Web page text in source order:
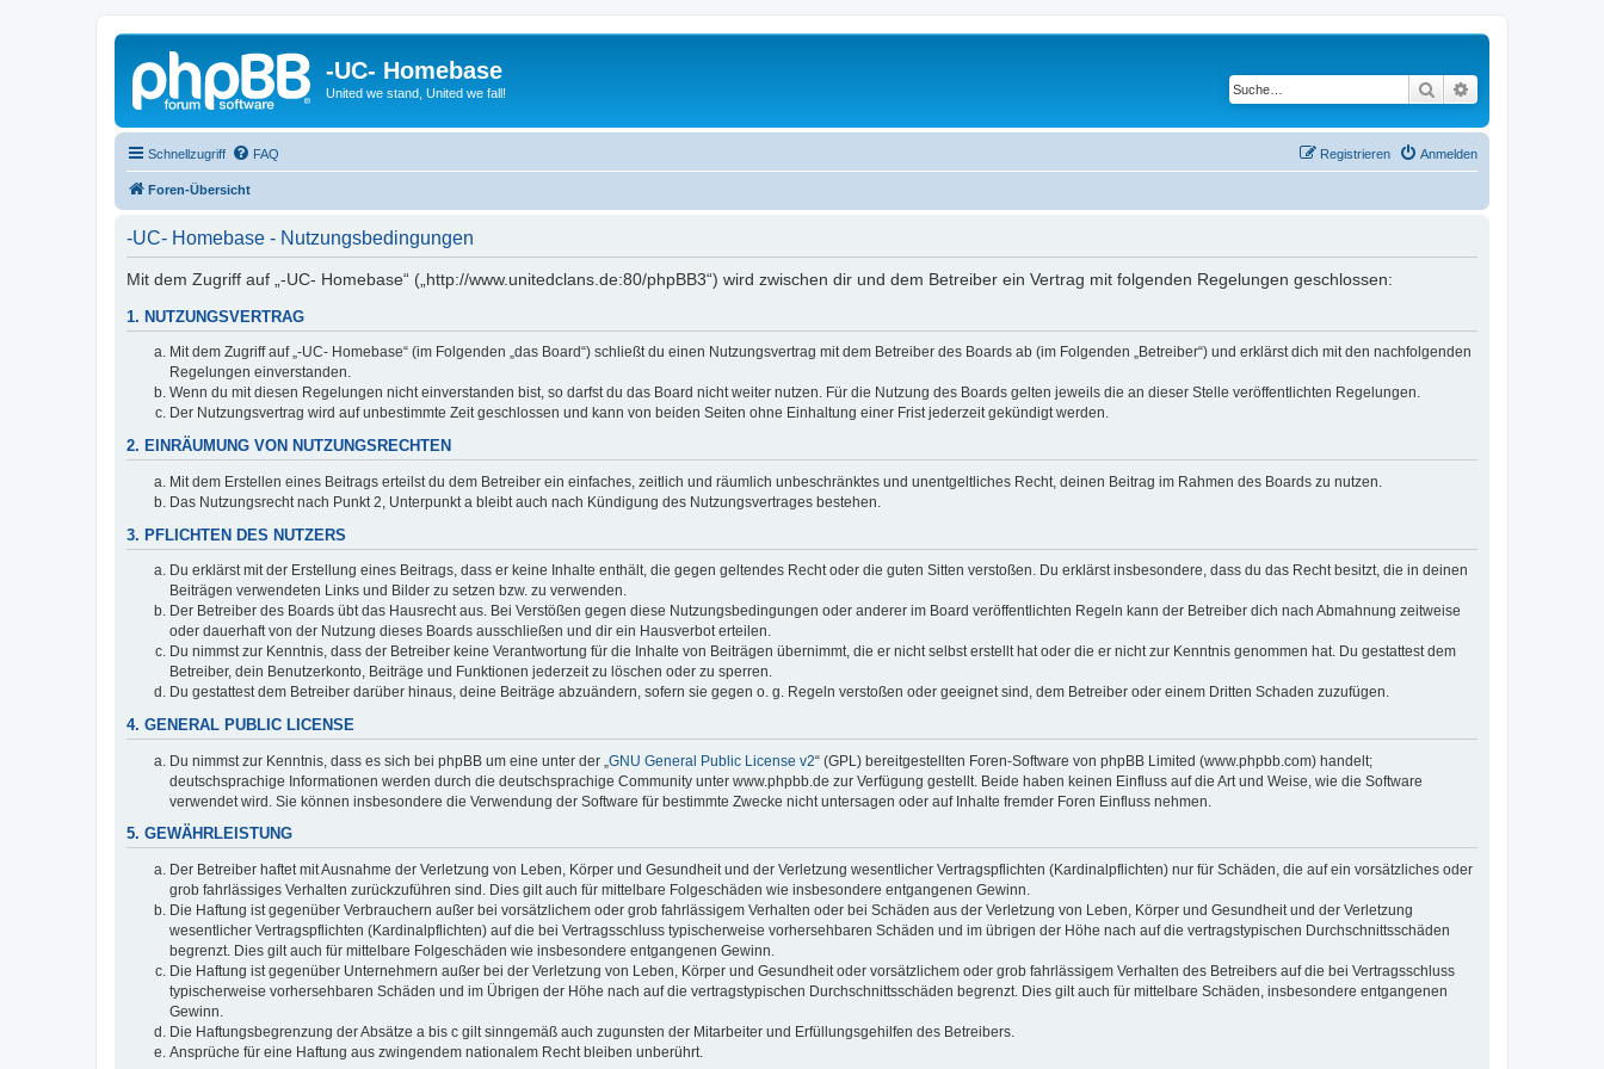
-UC- Homebase
United we stand, United we fall! Suche
Schnellzugriff FAQ Anmelden
Registrieren
Foren-Übersicht
-UC- Homebase - Nutzungsbedingungen
Mit dem Zugriff auf „-UC- Homebase“ („http://www.unitedclans.de:80/phpBB3“) wird zwischen dir und dem Betreiber ein Vertrag mit folgenden Regelungen geschlossen:
1. NUTZUNGSVERTRAG
Mit dem Zugriff auf „-UC- Homebase“ (im Folgenden „das Board“) schließt du einen Nutzungsvertrag mit dem Betreiber des Boards ab (im Folgenden „Betreiber“) und erklärst dich mit den nachfolgenden
Regelungen einverstanden.
Wenn du mit diesen Regelungen nicht einverstanden bist, so darfst du das Board nicht weiter nutzen. Für die Nutzung des Boards gelten jeweils die an dieser Stelle veröffentlichten Regelungen.
Der Nutzungsvertrag wird auf unbestimmte Zeit geschlossen und kann von beiden Seiten ohne Einhaltung einer Frist jederzeit gekündigt werden.
2. EINRÄUMUNG VON NUTZUNGSRECHTEN
Mit dem Erstellen eines Beitrags erteilst du dem Betreiber ein einfaches, zeitlich und räumlich unbeschränktes und unentgeltliches Recht, deinen Beitrag im Rahmen des Boards zu nutzen.
Das Nutzungsrecht nach Punkt 2, Unterpunkt a bleibt auch nach Kündigung des Nutzungsvertrages bestehen.
3. PFLICHTEN DES NUTZERS
Du erklärst mit der Erstellung eines Beitrags, dass er keine Inhalte enthält, die gegen geltendes Recht oder die guten Sitten verstoßen. Du erklärst insbesondere, dass du das Recht besitzt, die in deinen
Beiträgen verwendeten Links und Bilder zu setzen bzw. zu verwenden.
Der Betreiber des Boards übt das Hausrecht aus. Bei Verstößen gegen diese Nutzungsbedingungen oder anderer im Board veröffentlichten Regeln kann der Betreiber dich nach Abmahnung zeitweise
oder dauerhaft von der Nutzung dieses Boards ausschließen und dir ein Hausverbot erteilen.
Du nimmst zur Kenntnis, dass der Betreiber keine Verantwortung für die Inhalte von Beiträgen übernimmt, die er nicht selbst erstellt hat oder die er nicht zur Kenntnis genommen hat. Du gestattest dem
Betreiber, dein Benutzerkonto, Beiträge und Funktionen jederzeit zu löschen oder zu sperren.
Du gestattest dem Betreiber darüber hinaus, deine Beiträge abzuändern, sofern sie gegen o. g. Regeln verstoßen oder geeignet sind, dem Betreiber oder einem Dritten Schaden zuzufügen.
4. GENERAL PUBLIC LICENSE
Du nimmst zur Kenntnis, dass es sich bei phpBB um eine unter der „ GNU General Public License v2“ (GPL) bereitgestellten Foren-Software von phpBB Limited (www.phpbb.com) handelt;
deutschsprachige Informationen werden durch die deutschsprachige Community unter www.phpbb.de zur Verfügung gestellt. Beide haben keinen Einfluss auf die Art und Weise, wie die Software
verwendet wird. Sie können insbesondere die Verwendung der Software für bestimmte Zwecke nicht untersagen oder auf Inhalte fremder Foren Einfluss nehmen.
5. GEWÄHRLEISTUNG
Der Betreiber haftet mit Ausnahme der Verletzung von Leben, Körper und Gesundheit und der Verletzung wesentlicher Vertragspflichten (Kardinalpflichten) nur für Schäden, die auf ein vorsätzliches oder
grob fahrlässiges Verhalten zurückzuführen sind. Dies gilt auch für mittelbare Folgeschäden wie insbesondere entgangenen Gewinn.
Die Haftung ist gegenüber Verbrauchern außer bei vorsätzlichem oder grob fahrlässigem Verhalten oder bei Schäden aus der Verletzung von Leben, Körper und Gesundheit und der Verletzung
wesentlicher Vertragspflichten (Kardinalpflichten) auf die bei Vertragsschluss typischerweise vorhersehbaren Schäden und im übrigen der Höhe nach auf die vertragstypischen Durchschnittsschäden
begrenzt. Dies gilt auch für mittelbare Folgeschäden wie insbesondere entgangenen Gewinn.
Die Haftung ist gegenüber Unternehmern außer bei der Verletzung von Leben, Körper und Gesundheit oder vorsätzlichem oder grob fahrlässigem Verhalten des Betreibers auf die bei Vertragsschluss
typischerweise vorhersehbaren Schäden und im Übrigen der Höhe nach auf die vertragstypischen Durchschnittsschäden begrenzt. Dies gilt auch für mittelbare Schäden, insbesondere entgangenen
Gewinn.
Die Haftungsbegrenzung der Absätze a bis c gilt sinngemäß auch zugunsten der Mitarbeiter und Erfüllungsgehilfen des Betreibers.
Ansprüche für eine Haftung aus zwingendem nationalem Recht bleiben unberührt.